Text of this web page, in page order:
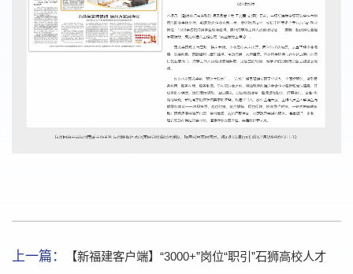
上一篇： 【新福建客户端】“3000+”岗位“职引”石狮高校人才